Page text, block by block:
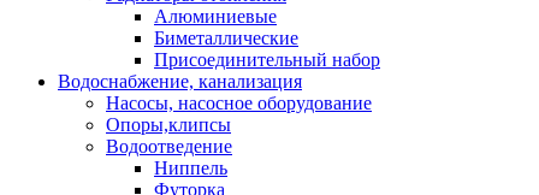
Алюминиевые
Биметаллические
Присоединительный набор
Водоснабжение, канализация
Насосы, насосное оборудование
Опоры,клипсы
Водоотведение
Ниппель
Футорка